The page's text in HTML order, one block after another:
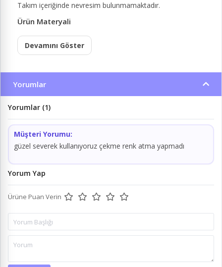
Takım içeriğinde nevresim bulunmamaktadır.
Ürün Materyali
Devamını Göster
Yorumlar
Yorumlar (1)
Müşteri Yorumu:
güzel severek kullanıyoruz çekme renk atma yapmadı
Yorum Yap
Ürüne Puan Verin